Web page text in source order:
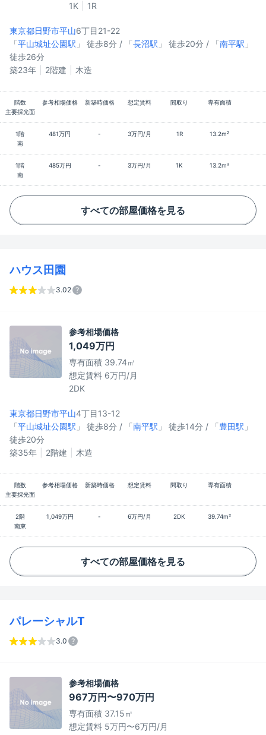
1K
1R
東京都日野市平山6丁目21-22
「平山城址公園駅 」 徒歩8分 / 「長沼駅 」 徒歩20分 / 「南平駅 」
徒歩26分
築23年
2階建 木造
階数 参考相場価格 新築時価格 想定賃料 間取り
専有面積
主要採光面
1階 481万円 - 3万円/月 1R
13.2m²
南
1階 485万円 - 3万円/月 1K
13.2m²
南
すべての部屋価格を見る
ハウス田園
3.02
参考相場価格
1,049万円
専有面積 39.74㎡
想定賃料 6万円/月
2DK
東京都日野市平山4丁目13-12
「平山城址公園駅 」 徒歩8分 / 「南平駅 」 徒歩14分 / 「豊田駅 」
徒歩20分
築35年
2階建 木造
階数 参考相場価格 新築時価格 想定賃料 間取り
専有面積
主要採光面
2階 1,049万円 - 6万円/月 2DK
39.74m²
南東
すべての部屋価格を見る
パレーシャルT
3.0
参考相場価格
967万円〜970万円
専有面積 37.15㎡
想定賃料 5万円〜6万円/月